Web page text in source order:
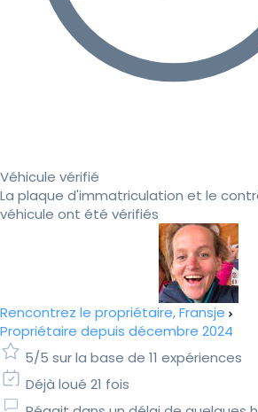
Véhicule vérifié
La plaque d'immatriculation et le
véhicule ont été vérifiés
Rencontrez le propriétaire, Fransje
Propriétaire depuis décembre 2024
5/5 sur la base de 11 expériences
Déjà loué 21 fois